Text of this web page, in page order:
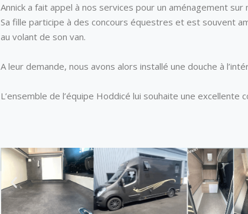
Annick a fait appel à nos services pour un aménagement sur
Sa fille participe à des concours équestres et est souvent
au volant de son van.
A leur demande, nous avons alors installé une douche à
L’ensemble de l’équipe Hoddicé lui souhaite une excellente